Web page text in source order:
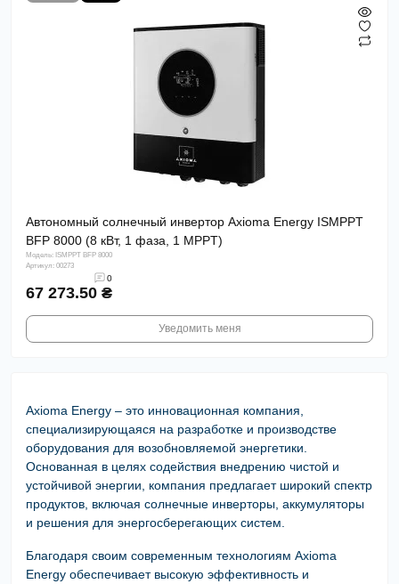
Автономный солнечный инвертор Axioma Energy ISMPPT
BFР 8000 (8 кВт, 1 фаза, 1 MPPT)
Модель: ISMPPT BFР 8000
Артикул: 00273
0
67 273.50 ₴
Уведомить меня
Axioma Energy – это инновационная компания,
специализирующаяся на разработке и производстве
оборудования для возобновляемой энергетики.
Основанная в целях содействия внедрению чистой и
устойчивой энергии, компания предлагает широкий спектр
продуктов, включая солнечные инверторы, аккумуляторы
и решения для энергосберегающих систем.
Благодаря своим современным технологиям Axioma
Energy обеспечивает высокую эффективность и